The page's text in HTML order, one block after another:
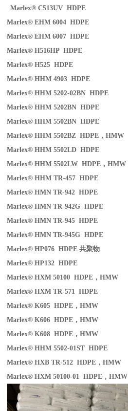
Marlex® C513UV HDPE
Marlex® EHM 6004 HDPE
Marlex® EHM 6007 HDPE
Marlex® H516HP HDPE
Marlex® H525 HDPE
Marlex® HHM 4903 HDPE
Marlex® HHM 5202-02BN HDPE
Marlex® HHM 5202BN HDPE
Marlex® HHM 5502BN HDPE
Marlex® HHM 5502BZ HDPE ，HMW
Marlex® HHM 5502LD HDPE
Marlex® HHM 5502LW HDPE ，HMW
Marlex® HHM TR-457 HDPE
Marlex® HMN TR-942 HDPE
Marlex® HMN TR-942G HDPE
Marlex® HMN TR-945 HDPE
Marlex® HMN TR-945G HDPE
Marlex® HP076 HDPE共聚物
Marlex® HP132 HDPE
Marlex® HXM 50100 HDPE ，HMW
Marlex® HXM TR-571 HDPE
Marlex® K605 HDPE ，HMW
Marlex® K606 HDPE ，HMW
Marlex® K608 HDPE ，HMW
Marlex® HHM 5502-01ST HDPE
Marlex® HXB TR-512 HDPE ，HMW
Marlex® HXM 50100-01 HDPE ，HMW